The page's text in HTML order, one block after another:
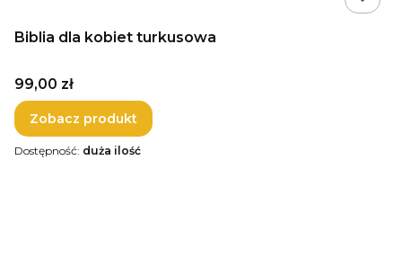
Biblia dla kobiet turkusowa
Cena
99,00 zł
Zobacz produkt
Dostępność: duża ilość